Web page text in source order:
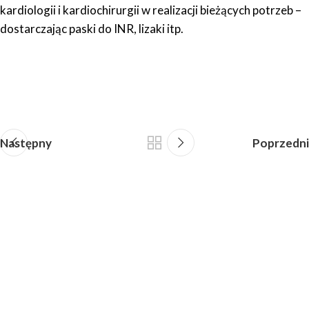
kardiologii i kardiochirurgii w realizacji bieżących potrzeb –
dostarczając paski do INR, lizaki itp.
Następny Poprzedni